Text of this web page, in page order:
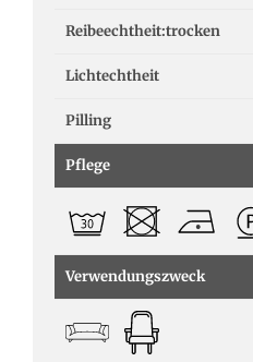
Reibeechtheit:trocken
Lichtechtheit
Pilling
Pflege
Verwendungszweck